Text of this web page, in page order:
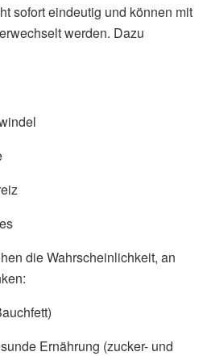
sofort eindeutig und können mit
werden. Dazu
die Wahrscheinlichkeit, an
Ernährung (zucker- und